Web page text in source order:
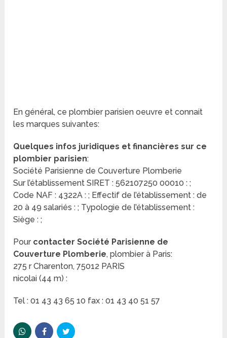
En général, ce plombier parisien oeuvre et connait
les marques suivantes:
Quelques infos juridiques et financières sur ce
plombier parisien:
Société Parisienne de Couverture Plomberie
Sur l’établissement SIRET : 562107250 00010 : ;
Code NAF : 4322A : ; Effectif de l’établissement : de
20 à 49 salariés : ; Typologie de l’établissement :
Siège : ;
Pour contacter Société Parisienne de
Couverture Plomberie, plombier à Paris:
275 r Charenton, 75012 PARIS
nicolai (44 m) :
Tel : 01 43 43 65 10 fax : 01 43 40 51 57